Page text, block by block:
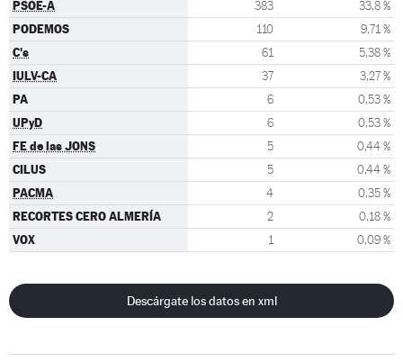
PSOE-A 383 33,8 %
PODEMOS 110 9,71 %
C's 61 5,38 %
IULV-CA 37 3,27 %
PA 6 0,53 %
UPyD 6 0,53 %
FE de las JONS 5 0,44 %
CILUS 5 0,44 %
PACMA 4 0,35 %
RECORTES CERO ALMERÍA 2 0,18 %
VOX 1 0,09 %
Descárgate los datos en xml